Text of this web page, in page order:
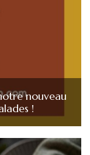
nouveau
!